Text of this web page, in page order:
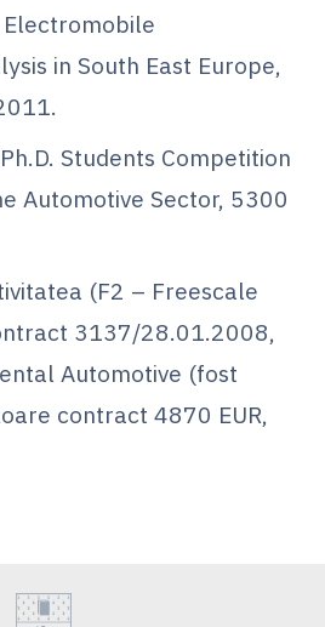
Electromobile
in South East Europe,
Students Competition
Automotive Sector, 5300
(F2 – Freescale
3137/28.01.2008,
Automotive (fost
contract 4870 EUR,